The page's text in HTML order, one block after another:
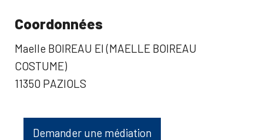
Coordonnées
Maelle BOIREAU EI (MAELLE BOIREAU
COSTUME)
11350 PAZIOLS
Demander une médiation